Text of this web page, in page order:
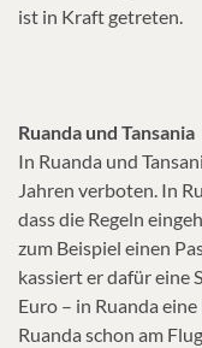
ist in Kraft getreten.
Ruanda und Tansania
In Ruanda und
Jahren verboten. In
dass die Regeln
zum Beispiel einen
kassiert er dafür eine
Euro – in Ruanda
Ruanda schon am